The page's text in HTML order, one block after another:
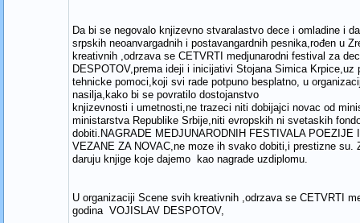
Da bi se negovalo knjizevno stvaralastvo dece i omladine i
srpskih neoanvargadnih i postavangardnih pesnika,rođen u
kreativnih ,odrzava se CETVRTI medjunarodni festival za
DESPOTOV,prema ideji i inicijativi Stojana Simica
tehnicke pomoci,koji svi rade potpuno besplatno, u
nasilja,kako bi se povratilo dostojanstvo
knjizevnosti i umetnosti,ne trazeci niti dobijajci novac od
ministarstva Republike Srbije,niti evropskih ni svetaskih
dobiti.NAGRADE MEDJUNARODNIH FESTIVALA
VEZANE ZA NOVAC,ne moze ih svako dobiti,i prestizne
daruju knjige koje dajemo kao nagrade uzdiplomu.
U organizaciji Scene svih kreativnih ,odrzava se CETVRTI
godina VOJISLAV DESPOTOV,